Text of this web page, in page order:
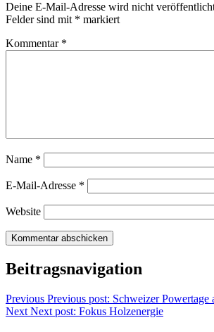
Deine E-Mail-Adresse wird nicht
Felder sind mit * markiert
Kommentar *
Name *
E-Mail-Adresse *
Website
Beitragsnavigation
Previous Previous post: Schweizer Powertage
Next Next post: Fokus Holzenergie